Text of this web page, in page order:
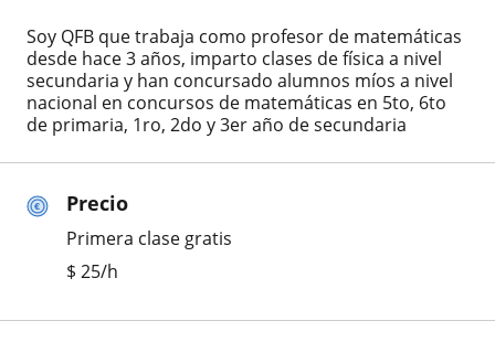
Precio
Primera clase gratis
$ 25/h
Soy QFB que trabaja como profesor de matemáticas
desde hace 3 años, imparto clases de física a nivel
secundaria y han concursado alumnos míos a nivel
nacional en concursos de matemáticas en 5to, 6to
de primaria, 1ro, 2do y 3er año de secundaria